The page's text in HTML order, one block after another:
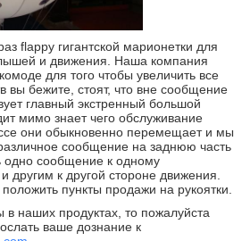
flappy гигантской марионетки для
и движения. Наша компания
для того чтобы увеличить все
вы бежите, стоят, что вне сообщение
главный экстренный большой
мимо знает чего обслуживание
они обыкновенно перемещает и мы
сообщение на заднюю часть
одно сообщение к одному
другим к другой стороне движения.
пункты продажи на рукоятки.
в наших продуктах, то пожалуйста
ваше дознание к